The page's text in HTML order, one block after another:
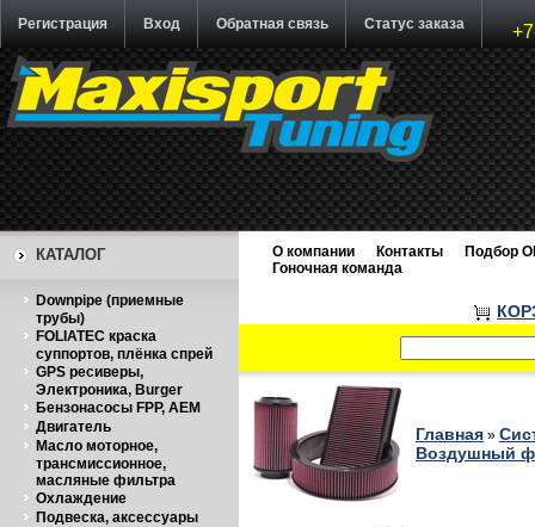
Регистрация Вход Обратная связь Статус заказа
КАТАЛОГ
Downpipe (приемные
трубы)
FOLIATEC краска
суппортов, плёнка спрей
GPS ресиверы,
Электроника, Burger
Бензонасосы FPP, AEM
Двигатель
Масло моторное,
трансмиссионное,
масляные фильтра
Охлаждение
Подвеска, аксессуары
О компании Контакты
Подбор
Гоночная команда
Главная »
Воздушный